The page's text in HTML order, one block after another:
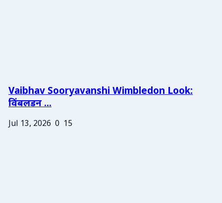
Vaibhav Sooryavanshi Wimbledon Look:
विंबलडन ...
Jul 13, 2026 0 15